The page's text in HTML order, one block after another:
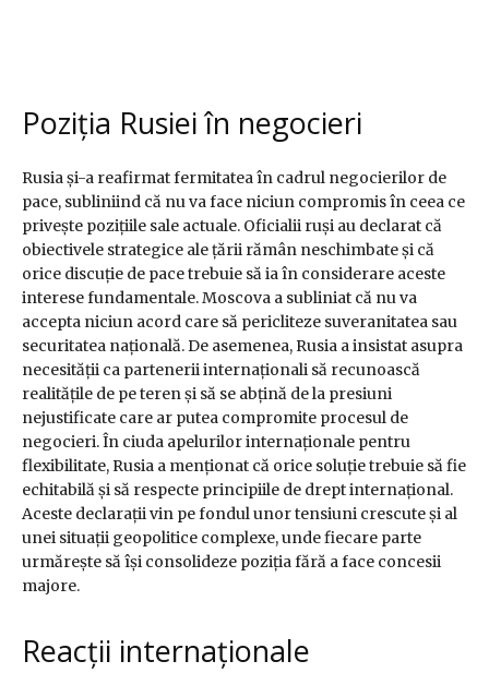
Poziția Rusiei în negocieri
Rusia și-a reafirmat fermitatea în cadrul negocierilor de
pace, subliniind că nu va face niciun compromis în ceea ce
privește pozițiile sale actuale. Oficialii ruși au declarat că
obiectivele strategice ale țării rămân neschimbate și că
orice discuție de pace trebuie să ia în considerare aceste
interese fundamentale. Moscova a subliniat că nu va
accepta niciun acord care să pericliteze suveranitatea sau
securitatea națională. De asemenea, Rusia a insistat asupra
necesității ca partenerii internaționali să recunoască
realitățile de pe teren și să se abțină de la presiuni
nejustificate care ar putea compromite procesul de
negocieri. În ciuda apelurilor internaționale pentru
flexibilitate, Rusia a menționat că orice soluție trebuie să fie
echitabilă și să respecte principiile de drept internațional.
Aceste declarații vin pe fondul unor tensiuni crescute și al
unei situații geopolitice complexe, unde fiecare parte
urmărește să își consolideze poziția fără a face concesii
majore.
Reacții internaționale